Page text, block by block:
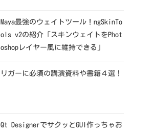
Maya最強のウェイトツール！ngSkinTo
ols v2の紹介「スキンウェイトをPhot
oshopレイヤー風に維持できる」
リガーに必須の講演資料や書籍４選！
Qt DesignerでサクッとGUI作っちゃお